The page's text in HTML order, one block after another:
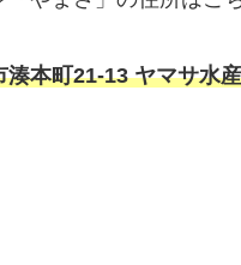
本町21-13 ヤマサ水